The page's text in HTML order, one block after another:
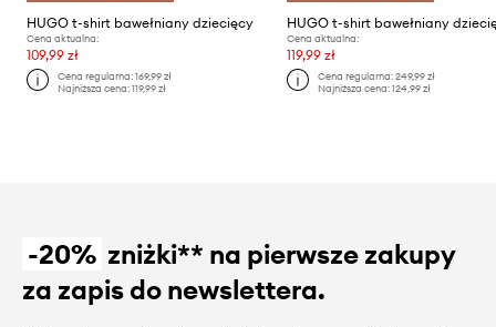
HUGO t-shirt bawełniany dziecięcy
Cena aktualna:
109,99 zł
Cena regularna:169,99 zł
Najniższa cena:119,99 zł
HUGO t-shirt bawełniany
Cena aktualna:
119,99 zł
Cena regularna: 249,99 zł
Najniższa cena: 124,99 zł
-20% zniżki** na pierwsze zakupy
za zapis do newslettera.